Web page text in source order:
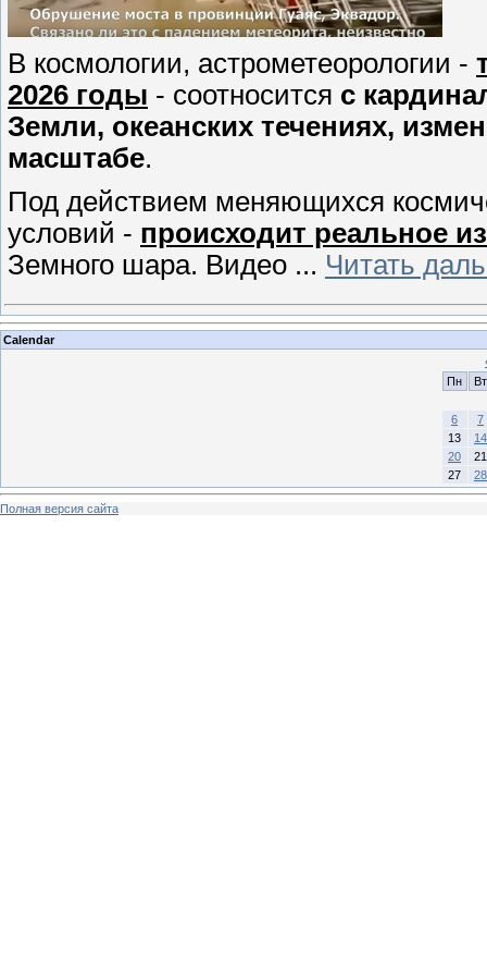
В космологии, астрометеорологии -
2026 годы - соотносится с
Земли, океанских течениях,
масштабе.
Под действием меняющихся
условий - происходит реальное
Земного шара. Видео ... Читать
Calendar
Пн
Вт
6
7
13
14
20
21
27
28
Полная версия сайта